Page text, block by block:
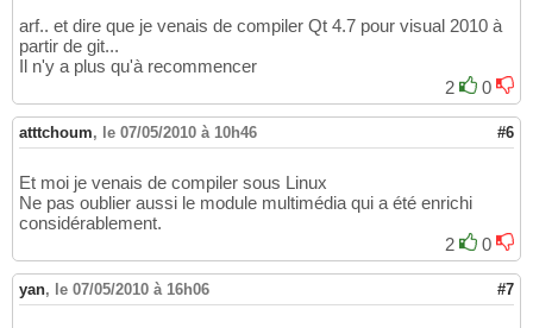
arf.. et dire que je venais de compiler Qt 4.7 pour visual 2010 à
partir de git...
Il n'y a plus qu'à recommencer
2
0
atttchoum, le 07/05/2010 à 10h46 #6
Et moi je venais de compiler sous Linux
Ne pas oublier aussi le module multimédia qui a été enrichi
considérablement.
2
0
yan, le 07/05/2010 à 16h06 #7